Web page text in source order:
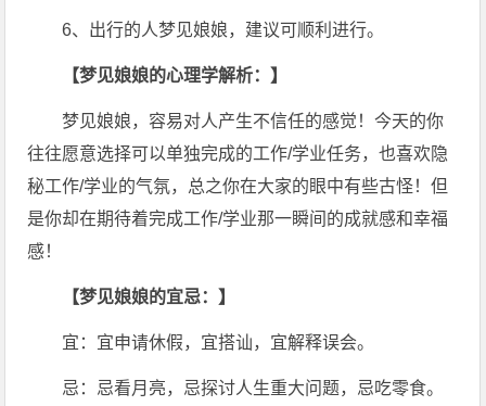
6、出行的人梦见娘娘，建议可顺利进行。
【梦见娘娘的心理学解析：】
梦见娘娘，容易对人产生不信任的感觉！今天的你
往往愿意选择可以单独完成的工作/学业任务，也喜欢隐
秘工作/学业的气氛，总之你在大家的眼中有些古怪！但
是你却在期待着完成工作/学业那一瞬间的成就感和幸福
感！
【梦见娘娘的宜忌：】
宜：宜申请休假，宜搭讪，宜解释误会。
忌：忌看月亮，忌探讨人生重大问题，忌吃零食。